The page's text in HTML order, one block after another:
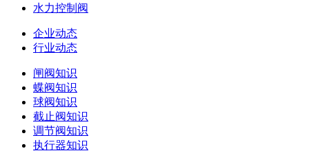
水力控制阀
企业动态
行业动态
闸阀知识
蝶阀知识
球阀知识
截止阀知识
调节阀知识
执行器知识